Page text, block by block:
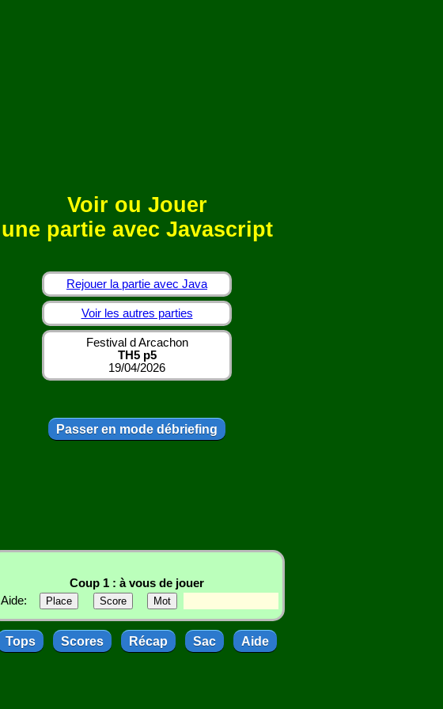
Voir ou Jouer
une partie avec Javascript
Rejouer la partie avec Java
Voir les autres parties
Festival d Arcachon
TH5 p5
19/04/2026
Passer en mode débriefing
Coup 1 : à vous de jouer
Aide:
Tops Scores Récap Sac Aide